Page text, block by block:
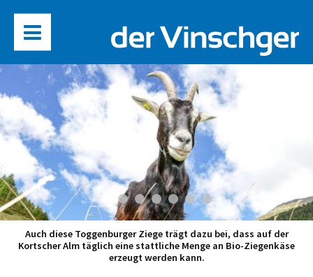
Auch diese Toggenburger Ziege trägt dazu bei, dass auf der
Kortscher Alm täglich eine stattliche Menge an Bio-Ziegenkäse
erzeugt werden kann.